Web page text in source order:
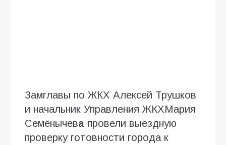
Замглавы по ЖКХ Алексей Трушков
и начальник Управления ЖКХМария
Семёнычева провели выездную
проверку готовности города к